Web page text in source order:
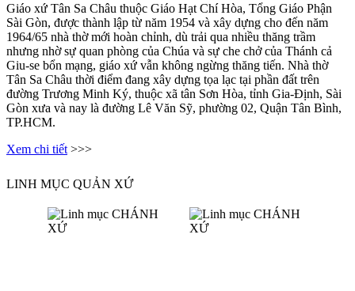
Giáo xứ Tân Sa Châu thuộc Giáo Hạt Chí Hòa, Tổng Giáo Phận
Sài Gòn, được thành lập từ năm 1954 và xây dựng cho đến năm
1964/65 nhà thờ mới hoàn chỉnh, dù trải qua nhiều thăng trầm
nhưng nhờ sự quan phòng của Chúa và sự che chở của Thánh cả
Giu-se bổn mạng, giáo xứ vẫn không ngừng thăng tiến. Nhà thờ
Tân Sa Châu thời điểm đang xây dựng tọa lạc tại phần đất trên
đường Trương Minh Ký, thuộc xã tân Sơn Hòa, tỉnh Gia-Định, Sài
Gòn xưa và nay là đường Lê Văn Sỹ, phường 02, Quận Tân Bình,
TP.HCM.
Xem chi tiết >>>
LINH MỤC QUẢN XỨ